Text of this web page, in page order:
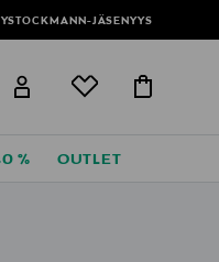
JÄSENYYS
% OUTLET